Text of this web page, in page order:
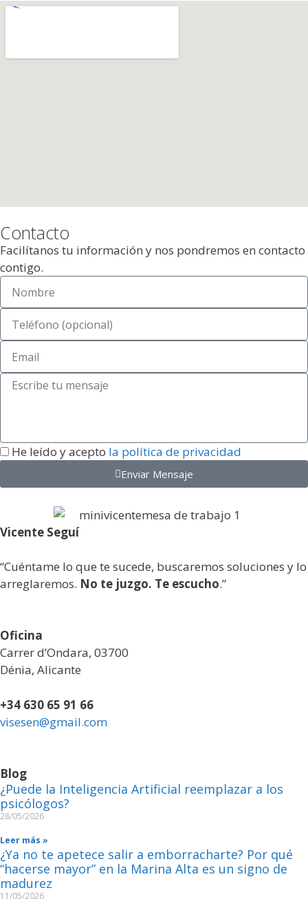
Contacto
Facilítanos tu información y nos pondremos en contacto
contigo.
He leído y acepto la política de privacidad
Enviar Mensaje
Vicente Seguí
“Cuéntame lo que te sucede, buscaremos soluciones y lo
arreglaremos. No te juzgo. Te escucho.”
Oficina
Carrer d’Ondara, 03700
Dénia, Alicante
+34 630 65 91 66
visesen@gmail.com
Blog
¿Puede la Inteligencia Artificial reemplazar a los
psicólogos?
28/05/2026
Leer más »
¿Ya no te apetece salir a emborracharte? Por qué
“hacerse mayor” en la Marina Alta es un signo de
madurez
11/05/2026